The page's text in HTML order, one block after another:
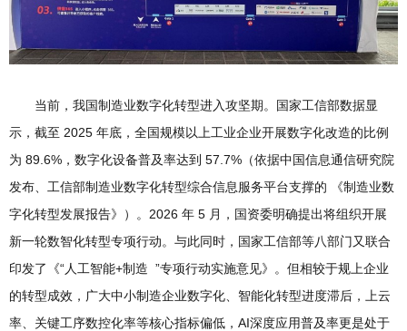
当前，我国制造业数字化转型进入攻坚期。国家工信部数据显
示，截至 2025 年底，全国规模以上工业企业开展数字化改造的比例
为 89.6%，数字化设备普及率达到 57.7%（依据中国信息通信研究院
发布、工信部制造业数字化转型综合信息服务平台支撑的 《制造业数
字化转型发展报告》）。2026 年 5 月，国资委明确提出将组织开展
新一轮数智化转型专项行动。与此同时，国家工信部等八部门又联合
印发了《“人工智能+制造 ”专项行动实施意见》。但相较于规上企业
的转型成效，广大中小制造企业数字化、智能化转型进度滞后，上云
率、关键工序数控化率等核心指标偏低，AI深度应用普及率更是处于